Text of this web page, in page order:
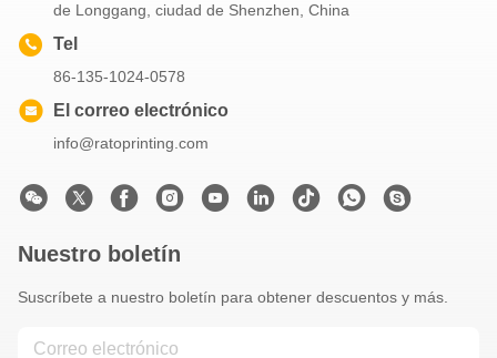
de Longgang, ciudad de Shenzhen, China
Tel
86-135-1024-0578
El correo electrónico
info@ratoprinting.com
Nuestro boletín
Suscríbete a nuestro boletín para obtener descuentos y más.